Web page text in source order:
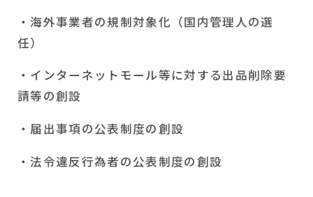
・海外事業者の規制対象化（国内管理人の選
任）
・インターネットモール等に対する出品削除要
請等の創設
・届出事項の公表制度の創設
・法令違反行為者の公表制度の創設